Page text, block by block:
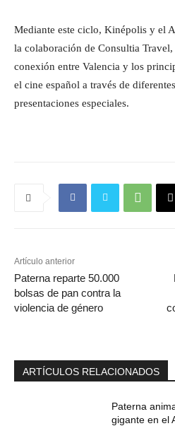
Mediante este ciclo, Kinépolis y el
la colaboración de Consultia
conexión entre Valencia y los
el cine español a través de
presentaciones especiales.
Artículo anterior
Paterna reparte 50.000
bolsas de pan contra la
violencia de género
ARTÍCULOS RELACIONADOS
Paterna
gigante en el